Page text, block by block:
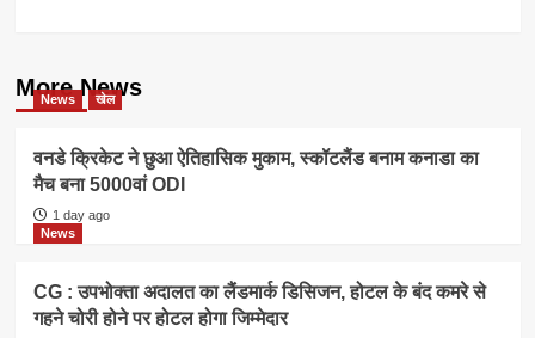
More News
News खेल
वनडे क्रिकेट ने छुआ ऐतिहासिक मुकाम, स्कॉटलैंड बनाम कनाडा का
मैच बना 5000वां ODI
1 day ago
News
CG : उपभोक्ता अदालत का लैंडमार्क डिसिजन, होटल के बंद कमरे से
गहने चोरी होने पर होटल होगा जिम्मेदार